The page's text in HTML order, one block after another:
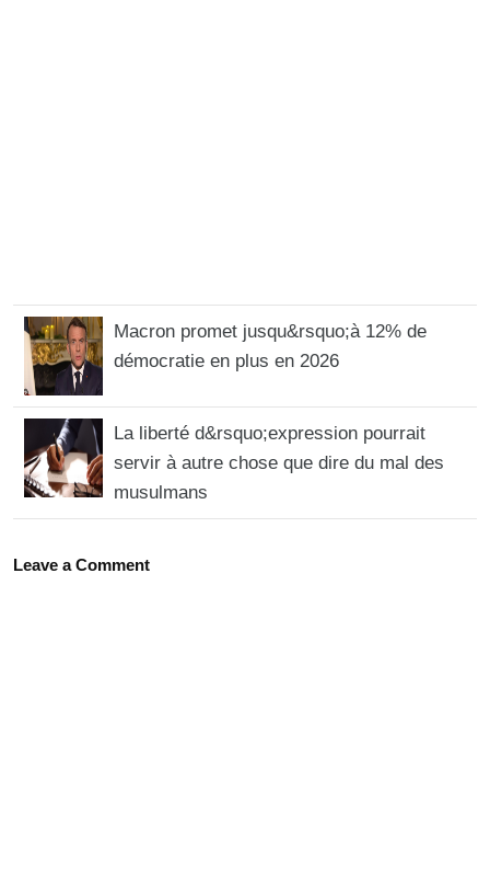
Macron promet jusqu&rsquo;à 12% de
démocratie en plus en 2026
La liberté d&rsquo;expression pourrait
servir à autre chose que dire du mal des
musulmans
Leave a Comment